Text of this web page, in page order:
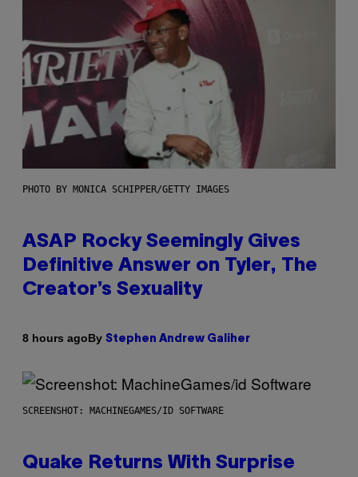
PHOTO BY MONICA SCHIPPER/GETTY IMAGES
ASAP Rocky Seemingly Gives
Definitive Answer on Tyler, The
Creator’s Sexuality
8 hours agoBy Stephen Andrew Galiher
SCREENSHOT: MACHINEGAMES/ID SOFTWARE
Quake Returns With Surprise